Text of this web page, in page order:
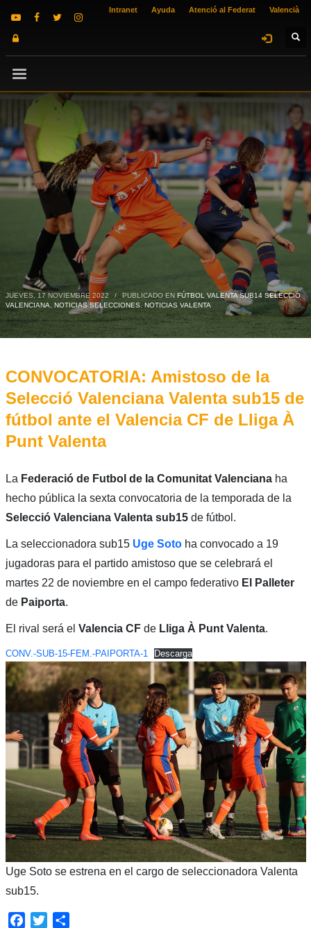
Intranet Ayuda Atenció al Federat Valencià
JUEVES, 17 NOVIEMBRE 2022 / PUBLICADO EN FÚTBOL VALENTA SUB14 SELECCIÓ
VALENCIANA, NOTICIAS SELECCIONES, NOTICIAS VALENTA
CONVOCATORIA: Amistoso de la
Selecció Valenciana Valenta sub15 de
fútbol ante el Valencia CF de Lliga À
Punt Valenta
La Federació de Futbol de la Comunitat Valenciana ha
hecho pública la sexta convocatoria de la temporada de la
Selecció Valenciana Valenta sub15de fútbol.
La seleccionadora sub15Uge Sotoha convocado a 19
jugadoras para el partido amistoso que se celebrará el
martes 22 de noviembre en el campo federativo El Palleter
de Paiporta.
El rival será el Valencia CF de Lliga À Punt Valenta.
CONV.-SUB-15-FEM.-PAIPORTA-1 Descarga
Uge Soto se estrena en el cargo de seleccionadora Valenta
sub15.
Facebook
Twitter